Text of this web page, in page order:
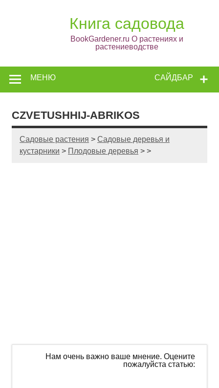
Книга садовода
BookGardener.ru О растениях и
растениеводстве
САЙДБАР
МЕНЮ
CZVETUSHHIJ-ABRIKOS
Садовые растения > Садовые деревья и
кустарники > Плодовые деревья > >
Нам очень важно ваше мнение. Оцените
пожалуйста статью: